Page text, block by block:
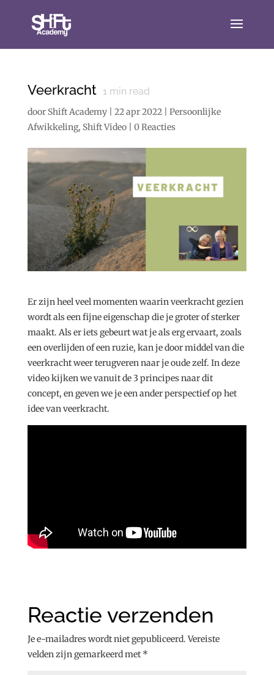
Veerkracht 1min read
door Shift Academy| 22 apr 2022| Persoonlijke
Afwikkeling, Shift Video| 0 Reacties
Er zijn heel veel momenten waarin veerkracht gezien
wordt als een fijne eigenschap die je groter of sterker
maakt. Als er iets gebeurt wat je als erg ervaart, zoals
een overlijden of een ruzie, kan je door middel van die
veerkracht weer terugveren naar je oude zelf. In deze
video kijken we vanuit de 3 principes naar dit
concept, en geven we je een ander perspectief op het
idee van veerkracht.
Reactie verzenden
Je e-mailadres wordt niet gepubliceerd. Vereiste
velden zijn gemarkeerd met *